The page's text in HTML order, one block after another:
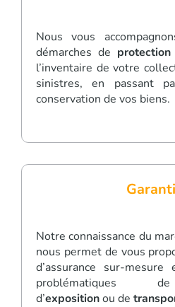
Nous vous
démarches de protection
l’inventaire de votre
sinistres, en passant
conservation de vos biens.
Notre connaissance du
nous permet de vous
d’assurance sur-
d’expositionou de